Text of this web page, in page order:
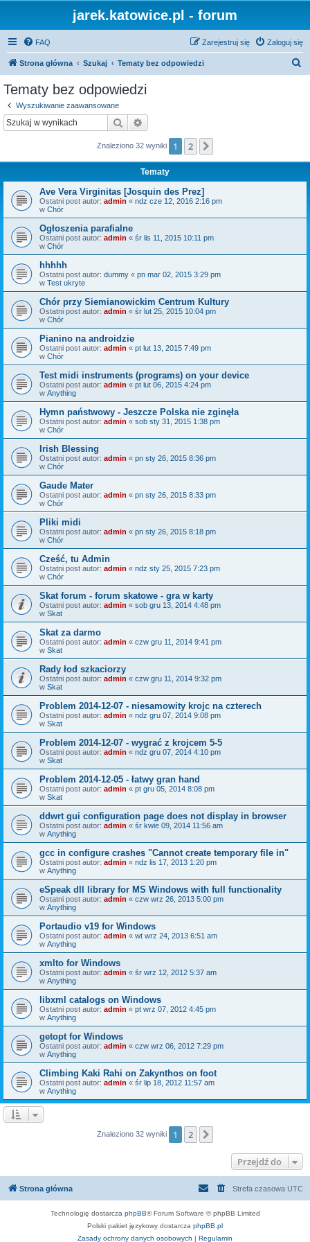
jarek.katowice.pl - forum
FAQ Zaloguj się
Zarejestruj się
Strona główna Szukaj Tematy bez odpowiedzi
Tematy bez odpowiedzi
Wyszukiwanie zaawansowane
Szukaj
Znaleziono 32 wyniki 1 2
Tematy
Ave Vera Virginitas [Josquin des Prez]
Ostatni post autor: admin « ndz cze 12, 2016 2:16 pm
w Chór
Ogłoszenia parafialne
Ostatni post autor: admin « śr lis 11, 2015 10:11 pm
w Chór
hhhhh
Ostatni post autor: dummy « pn mar 02, 2015 3:29 pm
w Test ukryte
Chór przy Siemianowickim Centrum Kultury
Ostatni post autor: admin « śr lut 25, 2015 10:04 pm
w Chór
Pianino na androidzie
Ostatni post autor: admin « pt lut 13, 2015 7:49 pm
w Chór
Test midi instruments (programs) on your device
Ostatni post autor: admin « pt lut 06, 2015 4:24 pm
w Anything
Hymn państwowy - Jeszcze Polska nie zginęła
Ostatni post autor: admin « sob sty 31, 2015 1:38 pm
w Chór
Irish Blessing
Ostatni post autor: admin « pn sty 26, 2015 8:36 pm
w Chór
Gaude Mater
Ostatni post autor: admin « pn sty 26, 2015 8:33 pm
w Chór
Pliki midi
Ostatni post autor: admin « pn sty 26, 2015 8:18 pm
w Chór
Cześć, tu Admin
Ostatni post autor: admin « ndz sty 25, 2015 7:23 pm
w Chór
Skat forum - forum skatowe - gra w karty
Ostatni post autor: admin « sob gru 13, 2014 4:48 pm
w Skat
Skat za darmo
Ostatni post autor: admin « czw gru 11, 2014 9:41 pm
w Skat
Rady łod szkaciorzy
Ostatni post autor: admin « czw gru 11, 2014 9:32 pm
w Skat
Problem 2014-12-07 - niesamowity krojc na czterech
Ostatni post autor: admin « ndz gru 07, 2014 9:08 pm
w Skat
Problem 2014-12-07 - wygrać z krojcem 5-5
Ostatni post autor: admin « ndz gru 07, 2014 4:10 pm
w Skat
Problem 2014-12-05 - łatwy gran hand
Ostatni post autor: admin « pt gru 05, 2014 8:08 pm
w Skat
ddwrt gui configuration page does not display in browser
Ostatni post autor: admin « śr kwie 09, 2014 11:56 am
w Anything
gcc in configure crashes "Cannot create temporary file in"
Ostatni post autor: admin « ndz lis 17, 2013 1:20 pm
w Anything
eSpeak dll library for MS Windows with full functionality
Ostatni post autor: admin « czw wrz 26, 2013 5:00 pm
w Anything
Portaudio v19 for Windows
Ostatni post autor: admin « wt wrz 24, 2013 6:51 am
w Anything
xmlto for Windows
Ostatni post autor: admin « śr wrz 12, 2012 5:37 am
w Anything
libxml catalogs on Windows
Ostatni post autor: admin « pt wrz 07, 2012 4:45 pm
w Anything
getopt for Windows
Ostatni post autor: admin « czw wrz 06, 2012 7:29 pm
w Anything
Climbing Kaki Rahi on Zakynthos on foot
Ostatni post autor: admin « śr lip 18, 2012 11:57 am
w Anything
Znaleziono 32 wyniki 1 2
Przejdź do
Strona główna Strefa czasowa UTC
Technologię dostarcza phpBB® Forum Software © phpBB Limited
Polski pakiet językowy dostarcza phpBB.pl
Zasady ochrony danych osobowych | Regulamin